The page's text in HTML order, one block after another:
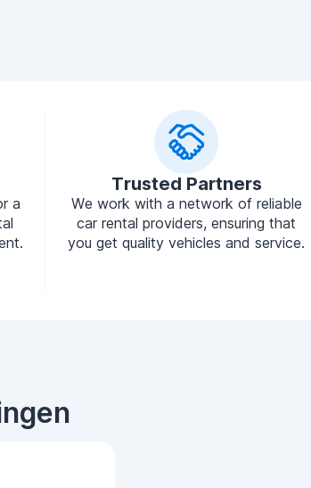
a
Trusted Partners
We work with a network of reliable
car rental providers, ensuring that
you get quality vehicles and service.